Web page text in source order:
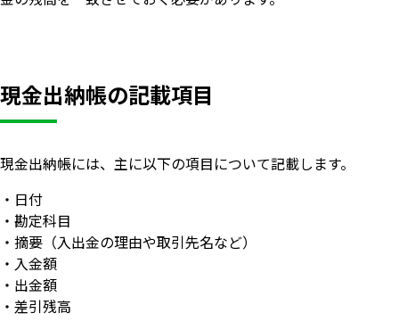
現金出納帳の記載項目
現金出納帳には、主に以下の項目について記載します。
・日付
・勘定科目
・摘要（入出金の理由や取引先名など）
・入金額
・出金額
・差引残高